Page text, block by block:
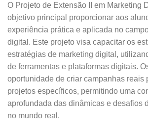
O Projeto de Extensão II em Marketing
objetivo principal proporcionar aos
experiência prática e aplicada no
digital. Este projeto visa capacitar os
estratégias de marketing digital,
de ferramentas e plataformas digitais.
oportunidade de criar campanhas reais
projetos específicos, permitindo uma
aprofundada das dinâmicas e desafios
no mundo real.